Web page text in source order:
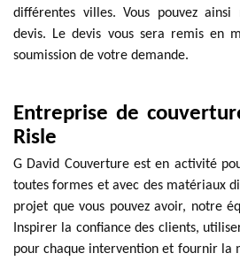
différentes villes. Vous pouvez
devis. Le devis vous sera remis en
soumission de votre demande.
Entreprise de
Risle
G David Couverture est en activité
toutes formes et avec des matériaux
projet que vous pouvez avoir, notre
Inspirer la confiance des clients,
pour chaque intervention et fournir la